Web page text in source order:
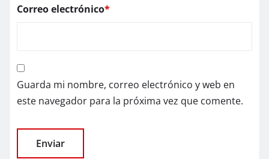
Correo electrónico*
Guarda mi nombre, correo electrónico y web en
este navegador para la próxima vez que comente.